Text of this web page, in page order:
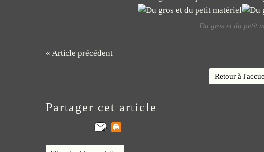
Du gros et du petit
« Article précédent
Retour à
Partager cet article